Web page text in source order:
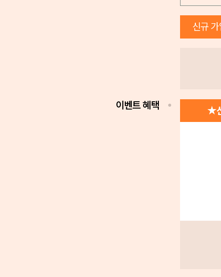
신규
이벤트 혜택 ★